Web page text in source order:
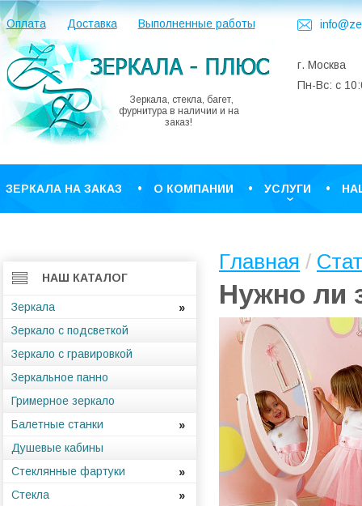
Оплата Доставка Выполненные работы
Зеркала, стекла, багет,
фурнитура в наличии и на
заказ!
г. Москва
Пн-Вс: с
ЗЕРКАЛА НА ЗАКАЗ О КОМПАНИИ УСЛУГИ
НАШ КАТАЛОГ
Зеркала
Зеркало с подсветкой
Зеркало с гравировкой
Зеркальное панно
Гримерное зеркало
Балетные станки
Душевые кабины
Стеклянные фартуки
Стекла
Главная /
Нужно ли